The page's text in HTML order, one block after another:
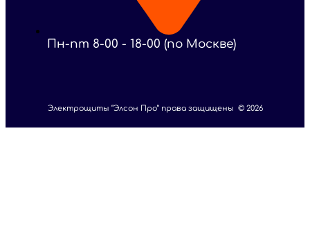
Пн-пт 8-00 - 18-00 (по Москве)
Электрощиты “Элсон Про” права защищены © 2026